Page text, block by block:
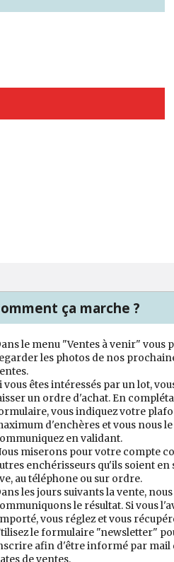
ça marche ?
le menu "Ventes à venir" vous
les photos de nos
vous êtes intéressés par un lot,
un ordre d'achat. En
vous indiquez votre
d'enchères et vous nous le
en validant.
miserons pour votre compte
enchérisseurs qu'ils soient en
au téléphone ou sur ordre.
les jours suivants la vente,
le résultat. Si vous
vous réglez et vous
le formulaire "newsletter"
afin d'être informé par mail
de ventes.